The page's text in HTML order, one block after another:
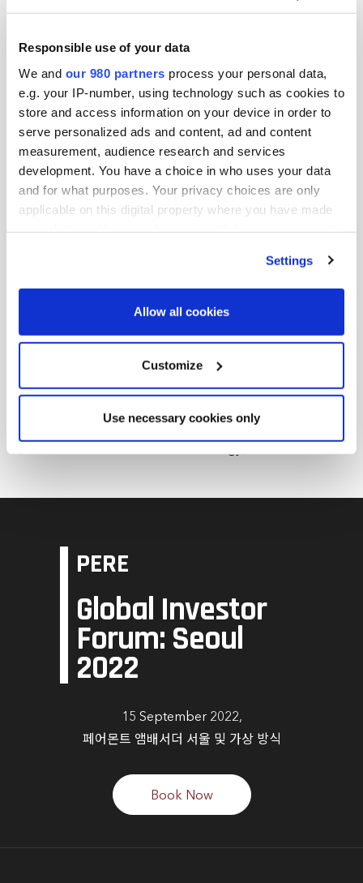
Responsible use of your data
We and our 980 partners process your personal data,
e.g. your IP-number, using technology such as cookies to
store and access information on your device in order to
serve personalized ads and content, ad and content
measurement, audience research and services
development. You have a choice in who uses your data
and for what purposes. Your privacy choices are only
applicable on this digital property where you have made
Find out more about how your personal data is processed
We use cookies across this website for a number of
reasons, such as keeping the site reliable and secure;
correctly. We also use cookies for cross-site statistics,
marketing and analysis. You can change these at any
Settings
Allow all cookies
Customize
Use necessary cookies only
Joyce Lo
Director, Private Capital Advisory, Lazard
조이스 로 이사는 라자드(Lazard)의 Private Capital
Advisory Group 이사 이자 아시아 태평양 지역 부동산 전문
가이다. 부동산 사모펀드에 대한 그녀의 경험은 직접 부동산
투자 및 자산 관리 외에도 자본 조달, 투자자 관계, 제품 개발
홍콩 기반 RE 투자 관리자인 LimeTree Capital에서 글로벌
고객을 다루는 사업 개발 책임자로 근무했다. 그녀는 또한
PGIM Real Estate 및 Palmer Capital과 같은 다른 투자 운용
사에서 근무하면서 아시아 태평양 전역의 투자자들과 관계를
발전시키고 유지했다. 그녀는 홍콩에 기반을 두고 리먼 브라
이사직으로 승진했다. 그녀는 미국 메사추세츠공과대학
PERE
Global Investor
Forum: Seoul
2022
15 September 2022,
페어몬트 앰배서더 서울 및 가상 방식
Book Now